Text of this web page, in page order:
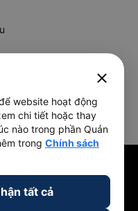
close
website hoạt động
chi tiết hoặc thay
nào trong phần Quản
trong Chính sách
tất cả